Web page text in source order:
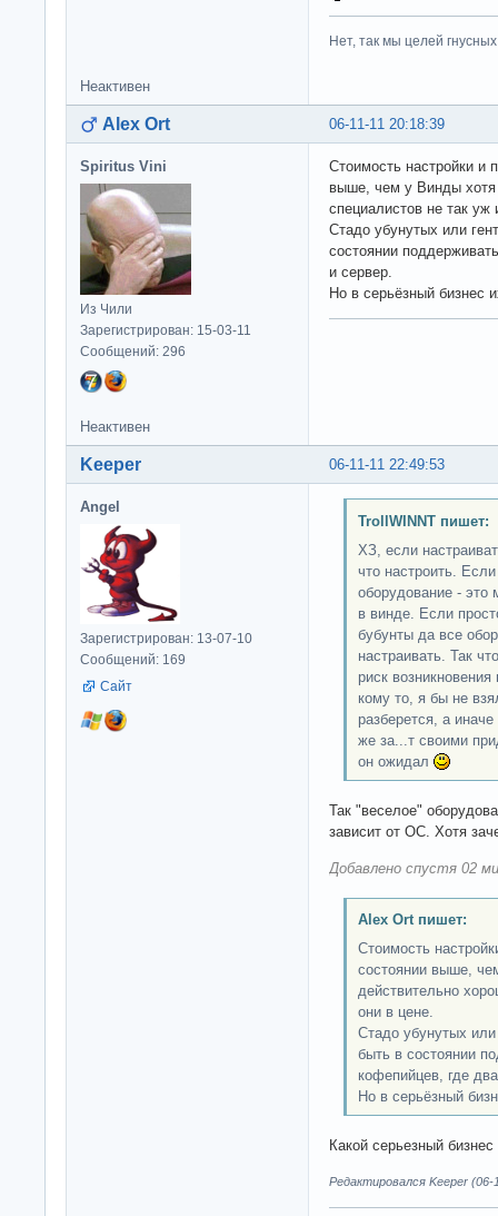
Нет, так мы целей
Неактивен
06-11-11 20:18:39
Alex Ort
Spiritus Vini
Из Чили
Зарегистрирован: 15-03-11
Сообщений: 296
Стоимость настройки и
выше, чем у Винды
специалистов не так уж
Стадо убунутых или
состоянии
и сервер.
Но в серьёзный бизнес
Неактивен
06-11-11 22:49:53
Keeper
Angel
Зарегистрирован: 13-07-10
Сообщений: 169
Сайт
TrollWINNT пишет:
ХЗ, если
что настроить.
оборудование - это
в винде. Если
бубунты да все
настраивать. Так
риск
кому то, я бы не
разберется, а
же за...т своими
он ожидал
Так "веселое"
зависит от ОС. Хотя
Добавлено спустя 02
Alex Ort пишет:
Стоимость
состоянии выше,
действительно
они в цене.
Стадо убунутых
быть в состоянии
кофепийцев, где
Но в серьёзный
Какой серьезный
Редактировался Keeper (06-